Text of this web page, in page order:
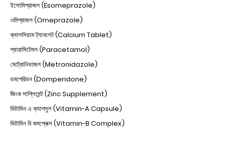
ইসোমিপ্রাজল (Esomeprazole)
ওমিপ্রাজল (Omeprazole)
ক্যালসিয়াম ট্যাবলেট (Calcium Tablet)
প্যারাসিটেমল (Paracetamol)
মেট্রোনিডাজল (Metronidazole)
ডমপেরিডন (Domperidone)
জিংক সাপ্লিমেন্ট (Zinc Supplement)
ভিটামিন এ ক্যাপসুল (Vitamin-A Capsule)
ভিটামিন বি কমপ্লেক্স (Vitamin-B Complex)